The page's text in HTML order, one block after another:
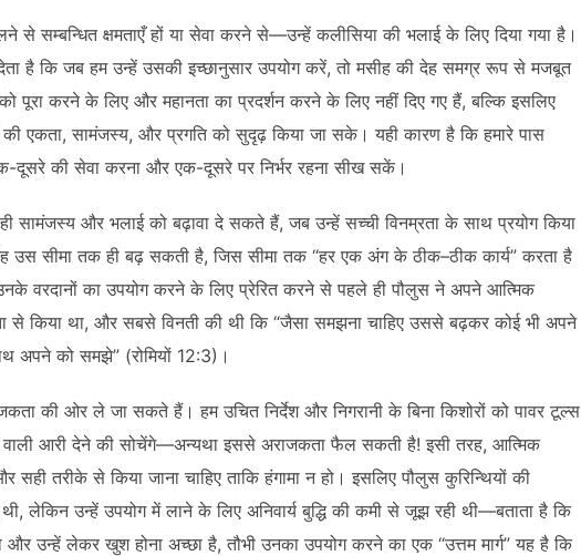
से सम्बन्धित क्षमताएँ हों या सेवा करने से—उन्हें कलीसिया की भलाई के लिए दिया गया है।
देता है कि जब हम उन्हें उसकी इच्छानुसार उपयोग करें, तो मसीह की देह समग्र रूप से मजबूत
को पूरा करने के लिए और महानता का प्रदर्शन करने के लिए नहीं दिए गए हैं, बल्कि इसलिए
की एकता, सामंजस्य, और प्रगति को सुदृढ़ किया जा सके। यही कारण है कि हमारे पास
दूसरे की सेवा करना और एक-दूसरे पर निर्भर रहना सीख सकें।
सामंजस्य और भलाई को बढ़ावा दे सकते हैं, जब उन्हें सच्ची विनम्रता के साथ प्रयोग किया
उस सीमा तक ही बढ़ सकती है, जिस सीमा तक “हर एक अंग के ठीक–ठीक कार्य” करता है
वरदानों का उपयोग करने के लिए प्रेरित करने से पहले ही पौलुस ने अपने आत्मिक
से किया था, और सबसे विनती की थी कि “जैसा समझना चाहिए उससे बढ़कर कोई भी अपने
अपने को समझे” (रोमियों 12:3)।
की ओर ले जा सकते हैं। हम उचित निर्देश और निगरानी के बिना किशोरों को पावर टूल्स
वाली आरी देने की सोचेंगे—अन्यथा इससे अराजकता फैल सकती है! इसी तरह, आत्मिक
सही तरीके से किया जाना चाहिए ताकि हंगामा न हो। इसलिए पौलुस कुरिन्थियों की
लेकिन उन्हें उपयोग में लाने के लिए अनिवार्य बुद्धि की कमी से जूझ रही थी—बताता है कि
और उन्हें लेकर खुश होना अच्छा है, तौभी उनका उपयोग करने का एक “उत्तम मार्ग” यह है कि